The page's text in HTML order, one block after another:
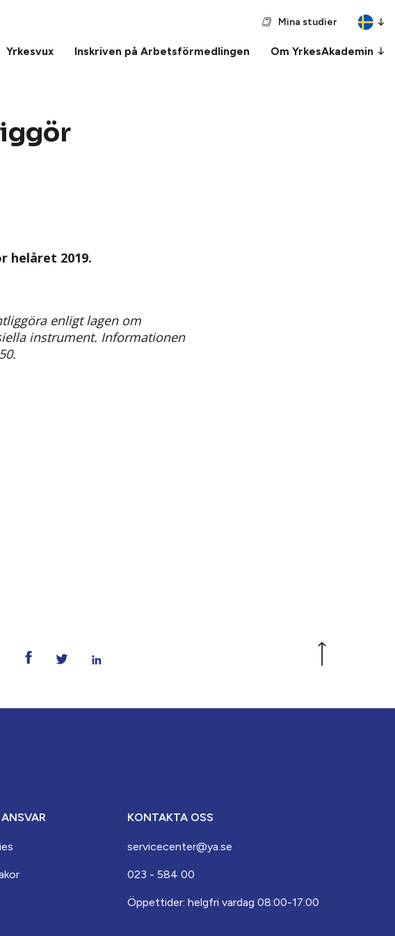
Mina studier
Yrkesvux Inskriven på Arbetsförmedlingen Om YrkesAkademin
helåret 2019.
enligt lagen om
instrument. Informationen
KONTAKTA OSS
servicecenter@ya.se
023 - 584 00
Öppettider: helgfri vardag 08:00-17:00